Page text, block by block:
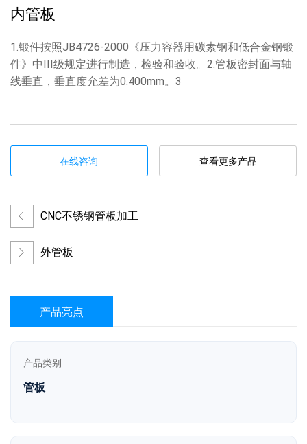
内管板
1.锻件按照JB4726-2000《压力容器用碳素钢和低合金钢锻
件》中III级规定进行制造，检验和验收。2.管板密封面与轴
线垂直，垂直度允差为0.400mm。3
在线咨询 查看更多产品
CNC不锈钢管板加工
外管板
产品亮点
产品类别
管板